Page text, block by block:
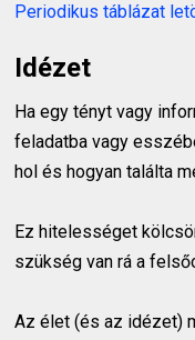
Periodikus táblázat
Idézet
Ha egy tényt vagy
feladatba vagy
hol és hogyan találta
Ez hitelességet
szükség van rá a
Az élet (és az idézet)